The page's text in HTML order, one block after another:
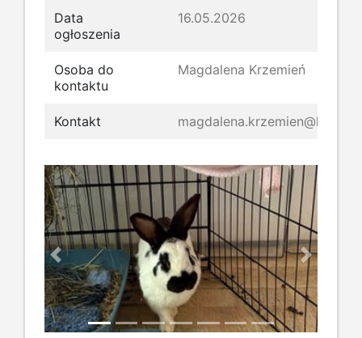
Data
ogłoszenia
16.05.2026
Osoba do
kontaktu
Magdalena Krzemień
Kontakt
Previous Next